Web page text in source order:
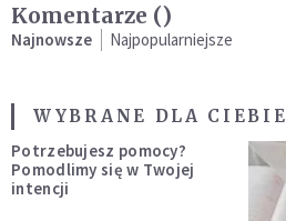
Komentarze ()
Najnowsze Najpopularniejsze
WYBRANE DLA CIEBIE
Potrzebujesz pomocy?
Pomodlimy się w Twojej
intencji